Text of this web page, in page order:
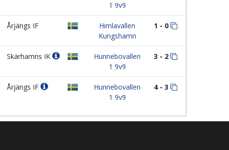
1 9v9
Årjängs IF
Himlavallen
Kungshamn
1 - 0
Skärhamns IK
Hunnebovallen
1 9v9
3 - 2
Årjängs IF
Hunnebovallen
1 9v9
4 - 3